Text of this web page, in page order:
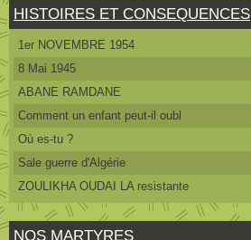
HISTOIRES ET CONSEQUENCES
1er NOVEMBRE 1954
8 Mai 1945
ABANE RAMDANE
Comment un enfant peut-il oubl
Où es-tu ?
Sale guerre d'Algérie
ZOULIKHA OUDAI LA resistante
NOS MARTYRES